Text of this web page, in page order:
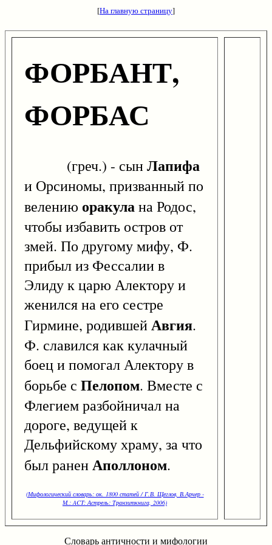
[На главную страницу]
ФОРБАНТ,
ФОРБАС
(греч.) - сынЛапифа
и Орсиномы, призванный по
велению оракулана Родос,
чтобы избавить остров от
змей. По другому мифу, Ф.
прибыл из Фессалии в
Элиду к царю Алектору и
женился на его сестре
Гирмине, родившейАвгия.
Ф. славился как кулачный
боец и помогал Алектору в
борьбе с Пелопом. Вместе с
Флегием разбойничал на
дороге, ведущей к
Дельфийскому храму, за что
был раненАполлоном.
(Мифологический словарь: ок. 1800 статей / Г.В. Щеглов, В.Арчер -
М.: ACT: Астрель: Транзиткнига, 2006)
Словарь античности и мифологии